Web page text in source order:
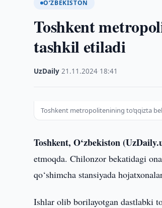
O‘ZBEKISTON
Toshkent
tashkil etiladi
UzDaily ·21.11.2024 18:41
Toshkent metropolitenining to‘qqizta
Toshkent, O‘zbekiston
etmoqda. Chilonzor bekatidagi
qo‘shimcha stansiyada
Ishlar olib borilayotgan dastlabki